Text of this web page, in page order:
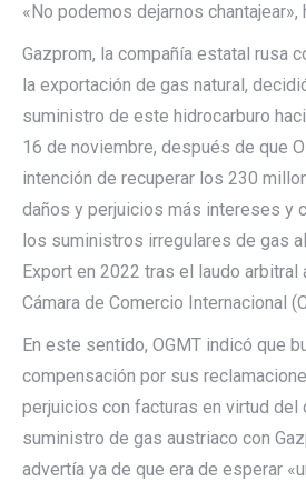
«No podemos dejarnos chantajear»,
Gazprom, la compañía estatal rusa
la exportación de gas natural,
suministro de este hidrocarburo
16 de noviembre, después de que
intención de recuperar los 230
daños y perjuicios más intereses y
los suministros irregulares de gas
Export en 2022 tras el laudo arbitral
Cámara de Comercio Internacional
En este sentido, OGMT indicó que
compensación por sus
perjuicios con facturas en virtud del
suministro de gas austriaco con
advertía ya de que era de esperar